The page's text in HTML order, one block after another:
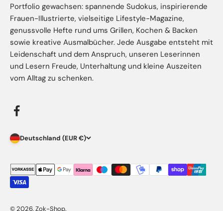
Portfolio gewachsen: spannende Sudokus, inspirierende
Frauen-Illustrierte, vielseitige Lifestyle-Magazine,
genussvolle Hefte rund ums Grillen, Kochen & Backen
sowie kreative Ausmalbücher. Jede Ausgabe entsteht mit
Leidenschaft und dem Anspruch, unseren Leserinnen
und Lesern Freude, Unterhaltung und kleine Auszeiten
vom Alltag zu schenken.
Deutschland (EUR €)
© 2026, Zok-Shop.